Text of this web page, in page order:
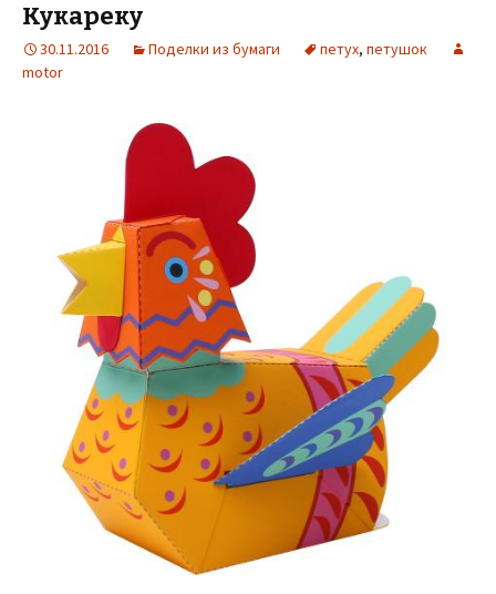
Кукареку
30.11.2016 Поделки из бумаги петух, петушок
motor